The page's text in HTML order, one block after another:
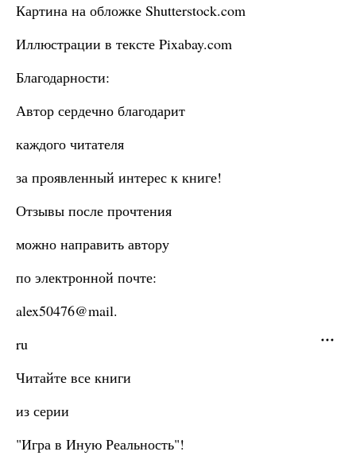
Картина на обложке Shutterstock.com
Иллюстрации в тексте Pixabay.com
Благодарности:
Автор сердечно благодарит
каждого читателя
за проявленный интерес к книге!
Отзывы после прочтения
можно направить автору
по электронной почте:
alex50476@mail.
ru
Читайте все книги
из серии
"Игра в Иную Реальность"!